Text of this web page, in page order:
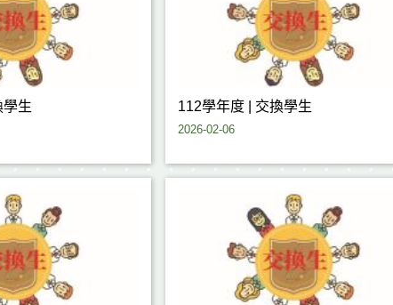
學生 112學年度 | 交換學生
2026-02-06